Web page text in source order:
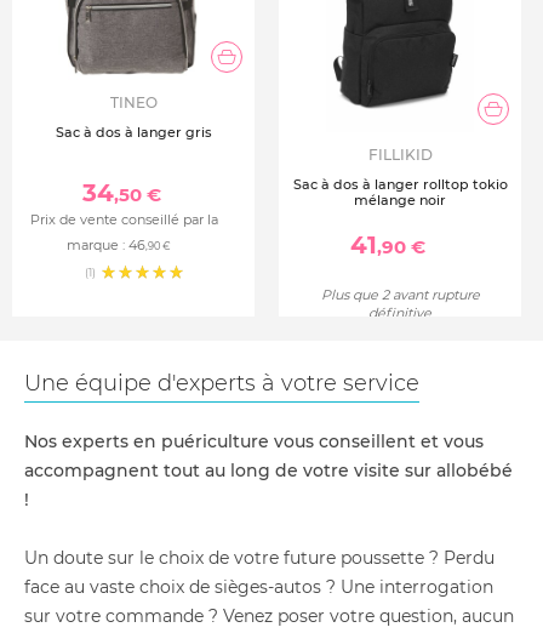
TINEO
Sac à dos à langer gris
34,50 €
Prix de vente conseillé par la
marque : 46,90 €
(1)
FILLIKID
Sac à dos à langer rolltop tokio
mélange noir
41,90 €
Plus que 2 avant rupture
définitive
Une équipe d'experts à votre service
Nos experts en puériculture vous conseillent et vous
accompagnent tout au long de votre visite sur allobébé
!
Un doute sur le choix de votre future poussette ? Perdu
face au vaste choix de sièges-autos ? Une interrogation
sur votre commande ? Venez poser votre question, aucun